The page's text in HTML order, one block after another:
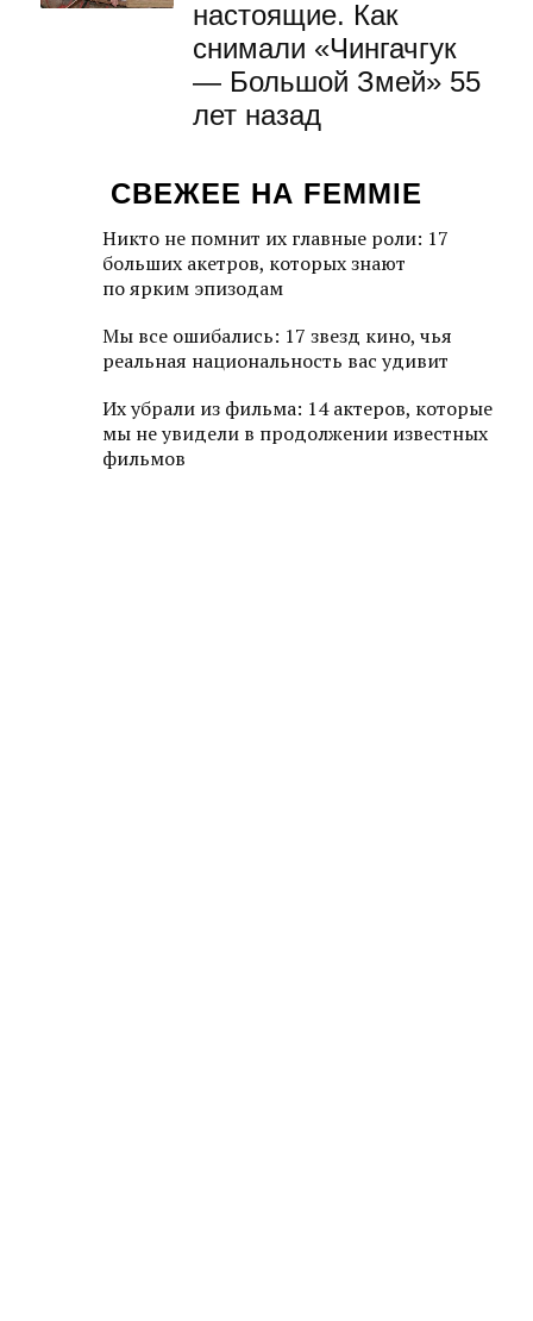
настоящие. Как
снимали «Чингачгук
— Большой Змей» 55
лет назад
СВЕЖЕЕ НА FEMMIE
Никто не помнит их главные роли: 17
больших акетров, которых знают
по ярким эпизодам
Мы все ошибались: 17 звезд кино, чья
реальная национальность вас удивит
Их убрали из фильма: 14 актеров, которые
мы не увидели в продолжении известных
фильмов